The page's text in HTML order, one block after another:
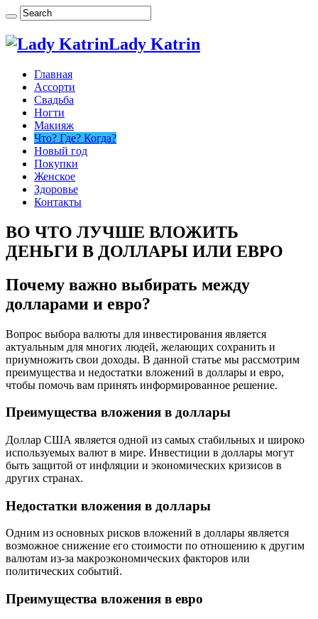
Lady Katrin
Главная
Ассорти
Свадьба
Ногти
Макияж
Что? Где? Когда?
Новый год
Покупки
Женское
Здоровье
Контакты
ВО ЧТО ЛУЧШЕ ВЛОЖИТЬ
ДЕНЬГИ В ДОЛЛАРЫ ИЛИ ЕВРО
Почему важно выбирать между
долларами и евро?
Вопрос выбора валюты для инвестирования является
актуальным для многих людей, желающих сохранить и
приумножить свои доходы. В данной статье мы рассмотрим
преимущества и недостатки вложений в доллары и евро,
чтобы помочь вам принять информированное решение.
Преимущества вложения в доллары
Доллар США является одной из самых стабильных и широко
используемых валют в мире. Инвестиции в доллары могут
быть защитой от инфляции и экономических кризисов в
других странах.
Недостатки вложения в доллары
Одним из основных рисков вложений в доллары является
возможное снижение его стоимости по отношению к другим
валютам из-за макроэкономических факторов или
политических событий.
Преимущества вложения в евро